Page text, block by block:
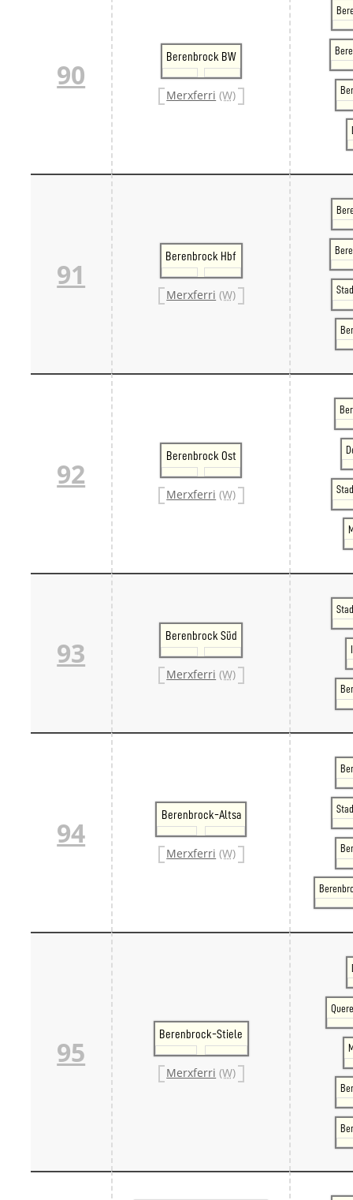
90
Berenbrock BW
Merxferri (W)
91
Berenbrock Hbf
Merxferri (W)
92
Berenbrock Ost
Merxferri (W)
93
Berenbrock Süd
Merxferri (W)
94
Berenbrock-Altsa
Merxferri (W)
95
Berenbrock-Stiele
Merxferri (W)